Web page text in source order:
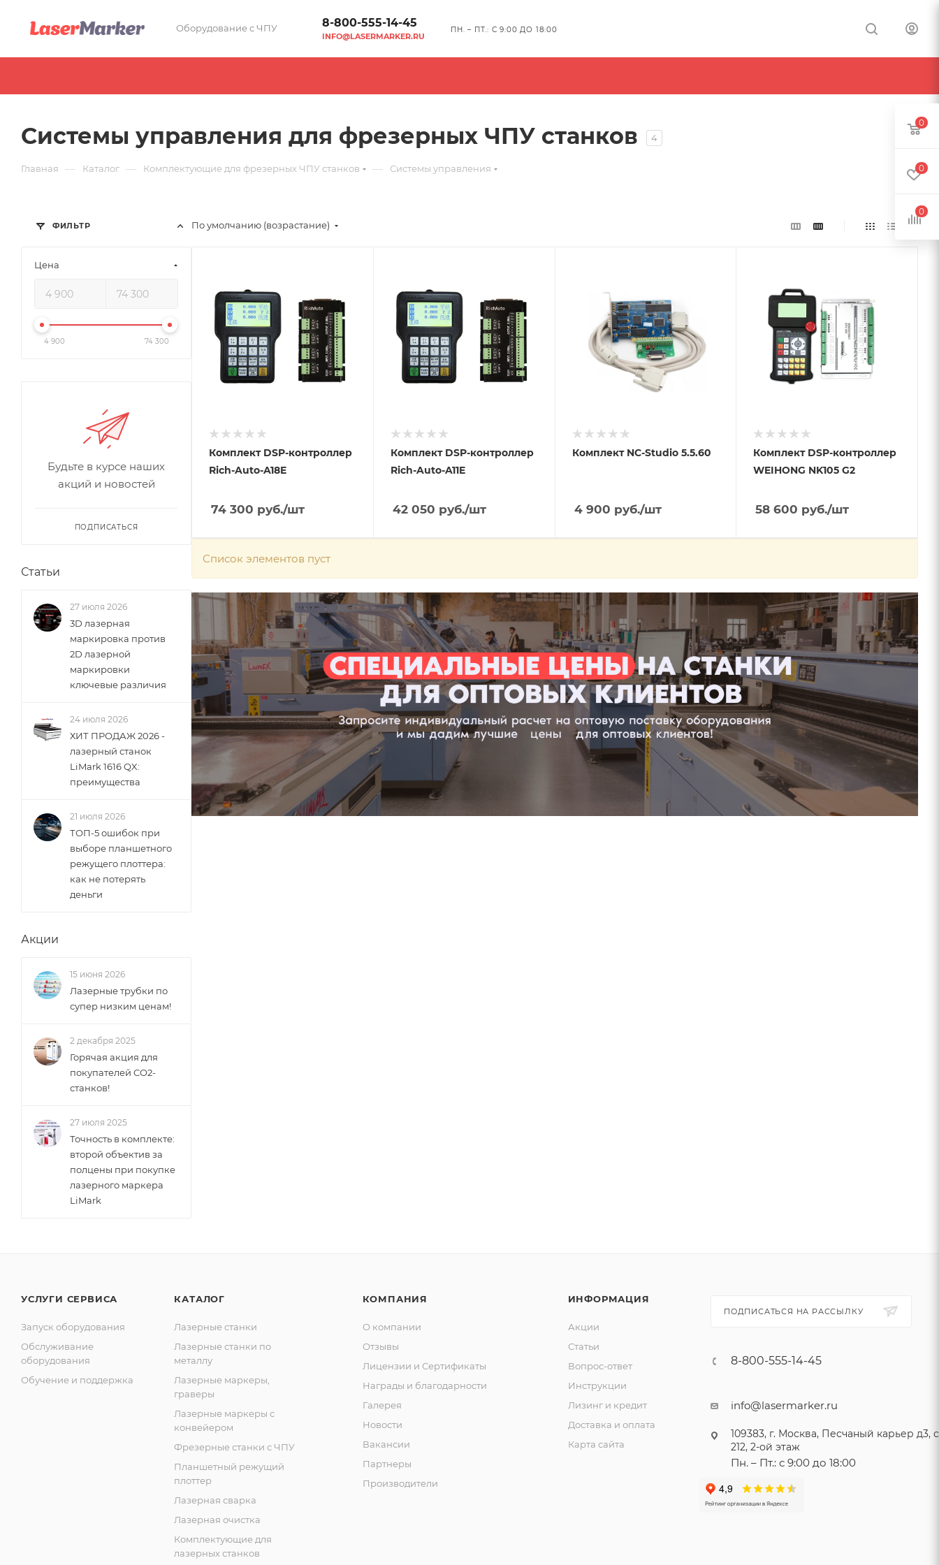
Оборудование с ЧПУ 8-800-555-14-45
INFO@LASERMARKER.RU
ПН. – ПТ.: С 9:00 ДО 18:00
Системы управления для фрезерных ЧПУ станков 4
Главная — Каталог — Комплектующие для фрезерных ЧПУ станков — Системы управления
По умолчанию (возрастание)
Комплект DSP-контроллер
Rich-Auto-A18E
74 300 руб./шт
Комплект DSP-контроллер
Rich-Auto-A11E
42 050 руб./шт
Комплект NC-Studio 5.5.60
4 900 руб./шт
Комплект DSP-контроллер
WEIHONG NK105 G2
58 600 руб./шт
Список элементов пуст
ФИЛЬТР
Цена
4 900 74 300
Будьте в курсе наших
акций и новостей
ПОДПИСАТЬСЯ
Статьи
27 июля 2026
3D лазерная
маркировка против
2D лазерной
маркировки
ключевые различия
24 июля 2026
ХИТ ПРОДАЖ 2026 -
лазерный станок
LiMark 1616 QX:
преимущества
21 июля 2026
ТОП-5 ошибок при
выборе планшетного
режущего плоттера:
как не потерять
деньги
Акции
15 июня 2026
Лазерные трубки по
супер низким ценам!
2 декабря 2025
Горячая акция для
покупателей CO2-
станков!
27 июля 2025
Точность в комплекте:
второй объектив за
полцены при покупке
лазерного маркера
LiMark
УСЛУГИ СЕРВИСА
Запуск оборудования
Обслуживание
оборудования
Обучение и поддержка
КАТАЛОГ
Лазерные станки
Лазерные станки по
металлу
Лазерные маркеры,
граверы
Лазерные маркеры с
конвейером
Фрезерные станки с ЧПУ
Планшетный режущий
плоттер
Лазерная сварка
Лазерная очистка
Комплектующие для
лазерных станков
КОМПАНИЯ
О компании
Отзывы
Лицензии и Сертификаты
Награды и благодарности
Галерея
Новости
Вакансии
Партнеры
Производители
ИНФОРМАЦИЯ
Акции
Статьи
Вопрос-ответ
Инструкции
Лизинг и кредит
Доставка и оплата
Карта сайта
ПОДПИСАТЬСЯ НА РАССЫЛКУ
8-800-555-14-45
info@lasermarker.ru
109383, г. Москва, Песчаный карьер д3,
212, 2-ой этаж
Пн. – Пт.: с 9:00 до 18:00
0
0
0